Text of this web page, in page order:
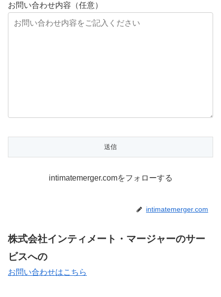
お問い合わせ内容（任意）
intimatemerger.comをフォローする
intimatemerger.com
株式会社インティメート・マージャーのサー
ビスへの
お問い合わせはこちら